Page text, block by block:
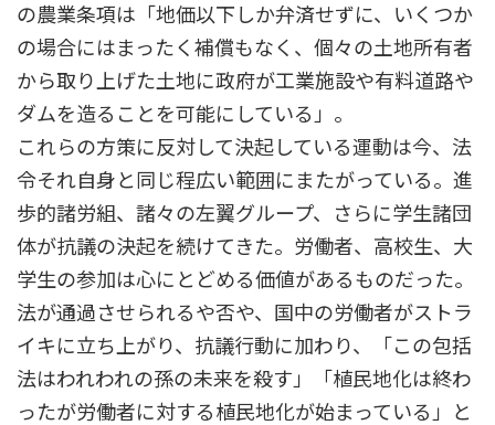
の農業条項は「地価以下しか弁済せずに、いくつか
の場合にはまったく補償もなく、個々の土地所有者
から取り上げた土地に政府が工業施設や有料道路や
ダムを造ることを可能にしている」。
これらの方策に反対して決起している運動は今、法
令それ自身と同じ程広い範囲にまたがっている。進
歩的諸労組、諸々の左翼グループ、さらに学生諸団
体が抗議の決起を続けてきた。労働者、高校生、大
学生の参加は心にとどめる価値があるものだった。
法が通過させられるや否や、国中の労働者がストラ
イキに立ち上がり、抗議行動に加わり、「この包括
法はわれわれの孫の未来を殺す」「植民地化は終わ
ったが労働者に対する植民地化が始まっている」と